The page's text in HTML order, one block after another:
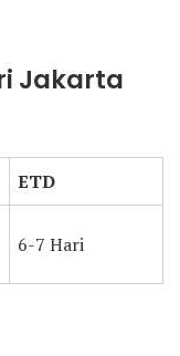
Jakarta
ETD
6-7 Hari